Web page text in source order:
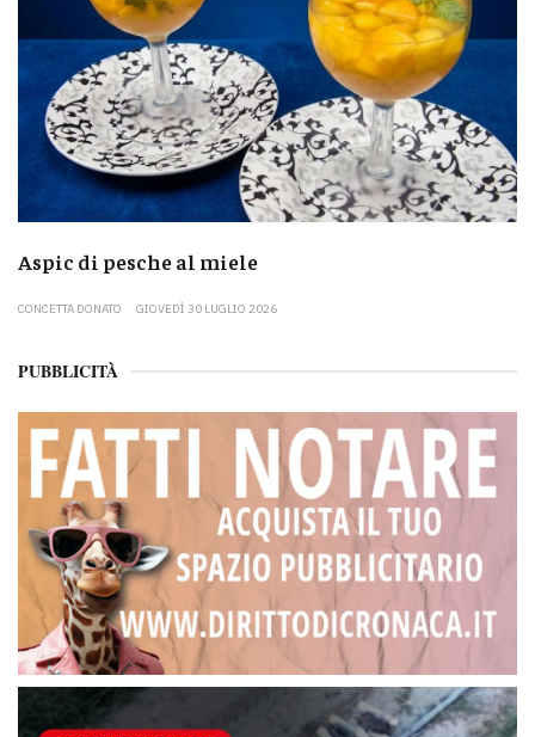
Aspic di pesche al miele
CONCETTA DONATO GIOVEDÌ 30 LUGLIO 2026
PUBBLICITÀ